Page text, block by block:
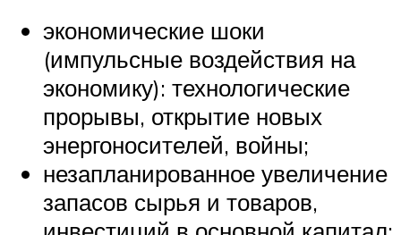
экономические шоки
(импульсные воздействия на
экономику): технологические
прорывы, открытие новых
энергоносителей, войны;
незапланированное увеличение
запасов сырья и товаров,